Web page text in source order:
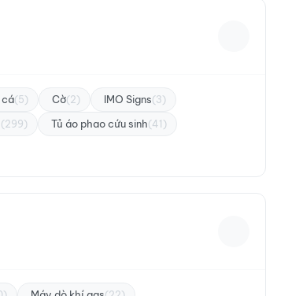
cá(5) Cờ(2) IMO Signs(3)
(299) Tủ áo phao cứu sinh(41)